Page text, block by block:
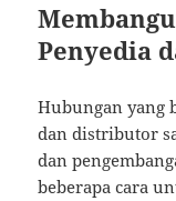
Penyedia
Hubungan yang
dan distributor
dan
beberapa cara